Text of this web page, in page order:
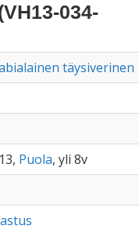
034-
täysiverinen
Puola, yli 8v